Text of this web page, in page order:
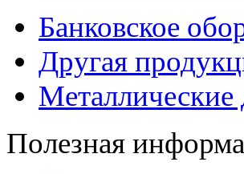
Банковское
Другая
Металлические
Полезная